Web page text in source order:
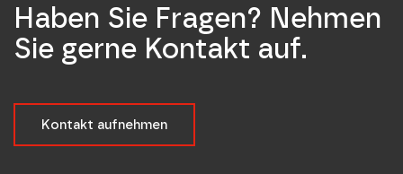
Haben Sie Fragen? Nehmen
Sie gerne Kontakt auf.
Kontakt aufnehmen